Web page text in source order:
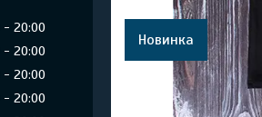
Новинка
20:00
20:00
20:00
20:00